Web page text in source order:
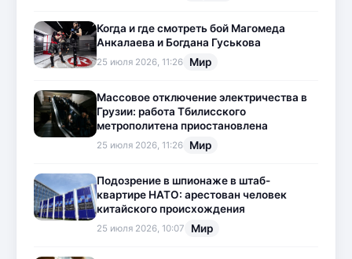
Когда и где смотреть бой Магомеда
Анкалаева и Богдана Гуськова
25 июля 2026, 11:26 Мир
Массовое отключение электричества в
Грузии: работа Тбилисского
метрополитена приостановлена
25 июля 2026, 11:26 Мир
Подозрение в шпионаже в штаб-
квартире НАТО: арестован человек
китайского происхождения
25 июля 2026, 10:07 Мир